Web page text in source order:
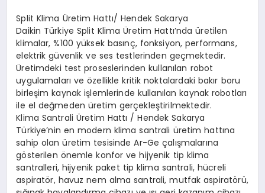
Split Klima Üretim Hattı/ Hendek Sakarya
Daikin Türkiye Split Klima Üretim Hattı’nda üretilen
klimalar, %100 yüksek basınç, fonksiyon, performans,
elektrik güvenlik ve ses testlerinden geçmektedir.
Üretimdeki test proseslerinden kullanılan robot
uygulamaları ve özellikle kritik noktalardaki bakır boru
birleşim kaynak işlemlerinde kullanılan kaynak robotları
ile el değmeden üretim gerçekleştirilmektedir.
Klima Santrali Üretim Hattı / Hendek Sakarya
Türkiye’nin en modern klima santrali üretim hattına
sahip olan üretim tesisinde Ar-Ge çalışmalarına
gösterilen önemle konfor ve hijyenik tip klima
santralleri, hijyenik paket tip klima santrali, hücreli
aspiratör, havuz nem alma santrali, mutfak aspiratörü,